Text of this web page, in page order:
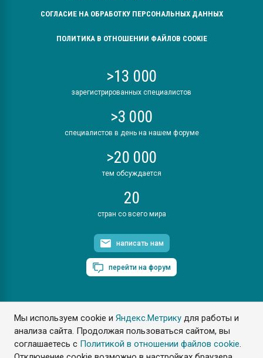
Мы используем cookie иЯндекс.Метрику для работы и
анализа сайта. Продолжая пользоваться сайтом, вы
соглашаетесь с Политикой в отношении файлов cookie.
СОГЛАСИЕ НА ОБРАБОТКУ ПЕРСОНАЛЬНЫХ ДАННЫХ
ПОЛИТИКА В ОТНОШЕНИИ ФАЙЛОВ COOKIE
>13 000
зарегистрированных специалистов
>3 000
специалистов в день на нашем форуме
>20 000
тем обсуждается
20
стран со всего мира
написать нам
перейти на форум
ПластЭксперт © 2006. Все права защищены
Разрешается копирование материалов сайта с обязательной
ссылкой на www.e-plastic.ru
Разработка сайта